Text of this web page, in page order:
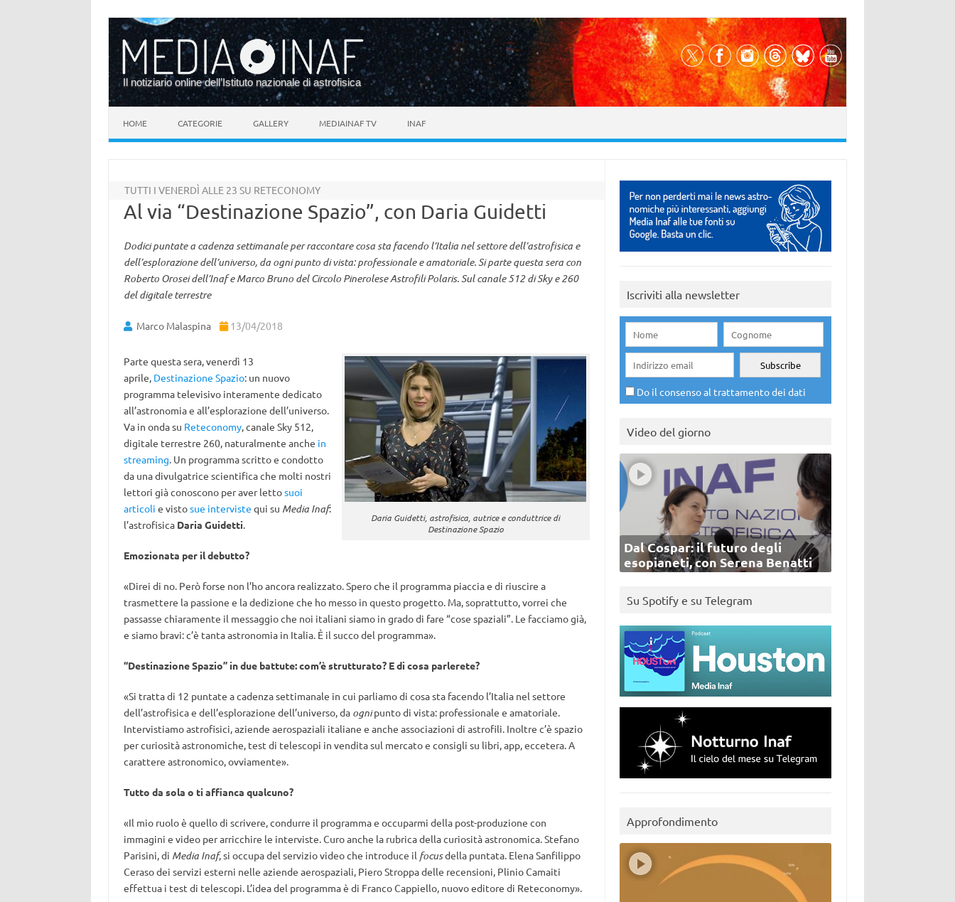
Il notiziario online dell’Istituto nazionale di astrofisica
HOME CATEGORIE GALLERY MEDIAINAF TV INAF
TUTTI I VENERDÌ ALLE 23 SU RETECONOMY
Al via “Destinazione Spazio”, con Daria Guidetti
Dodici puntate a cadenza settimanale per raccontare cosa sta facendo l’Italia nel settore dell’astrofisica e
dell’esplorazione dell’universo, da ogni punto di vista: professionale e amatoriale. Si parte questa sera con
Roberto Orosei dell’Inaf e Marco Bruno del Circolo Pinerolese Astrofili Polaris. Sul canale 512 di Sky e 260
del digitale terrestre
Marco Malaspina 13/04/2018
Daria Guidetti, astrofisica, autrice e conduttrice di
Destinazione Spazio
Parte questa sera, venerdì 13
aprile, Destinazione Spazio: un nuovo
programma televisivo interamente dedicato
all’astronomia e all’esplorazione dell’universo.
Va in onda su Reteconomy, canale Sky 512,
digitale terrestre 260, naturalmente anche in
streaming. Un programma scritto e condotto
da una divulgatrice scientifica che molti nostri
lettori già conoscono per aver lettosuoi
articoli e vistosue interviste qui su Media Inaf:
l’astrofisica Daria Guidetti.
Emozionata per il debutto?
«Direi di no. Però forse non l’ho ancora realizzato. Spero che il programma piaccia e di riuscire a
trasmettere la passione e la dedizione che ho messo in questo progetto. Ma, soprattutto, vorrei che
passasse chiaramente il messaggio che noi italiani siamo in grado di fare “cose spaziali”. Le facciamo già,
e siamo bravi: c’è tanta astronomia in Italia. È il succo del programma».
“Destinazione Spazio” in due battute: com’è strutturato? E di cosa parlerete?
«Si tratta di 12 puntate a cadenza settimanale in cui parliamo di cosa sta facendo l’Italia nel settore
dell’astrofisica e dell’esplorazione dell’universo, da ognipunto di vista: professionale e amatoriale.
Intervistiamo astrofisici, aziende aerospaziali italiane e anche associazioni di astrofili. Inoltre c’è spazio
per curiosità astronomiche, test di telescopi in vendita sul mercato e consigli su libri, app, eccetera. A
carattere astronomico, ovviamente».
Tutto da sola o ti affianca qualcuno?
«Il mio ruolo è quello di scrivere, condurre il programma e occuparmi della post-produzione con
immagini e video per arricchire le interviste. Curo anche la rubrica della curiosità astronomica. Stefano
Parisini, di Media Inaf, si occupa del servizio video che introduce il focusdella puntata. Elena Sanfilippo
Ceraso dei servizi esterni nelle aziende aerospaziali, Piero Stroppa delle recensioni, Plinio Camaiti
effettua i test di telescopi. L’idea del programma è di Franco Cappiello, nuovo editore di Reteconomy».
Iscriviti alla newsletter
Do il consenso al trattamento dei dati
Video del giorno
Dal Cospar: il futuro degli
esopianeti, con Serena Benatti
Su Spotify e su Telegram
Approfondimento